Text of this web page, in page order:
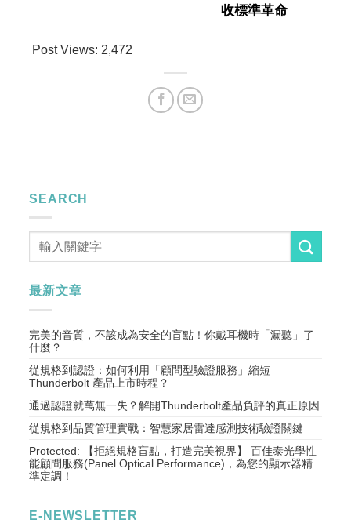
收標準革命
Post Views: 2,472
SEARCH
最新文章
完美的音質，不該成為安全的盲點！你戴耳機時「漏聽」了
什麼？
從規格到認證：如何利用「顧問型驗證服務」縮短
Thunderbolt 產品上市時程？
通過認證就萬無一失？解開Thunderbolt產品負評的真正原因
從規格到品質管理實戰：智慧家居雷達感測技術驗證關鍵
Protected: 【拒絕規格盲點，打造完美視界】 百佳泰光學性
能顧問服務(Panel Optical Performance)，為您的顯示器精
準定調！
E-NEWSLETTER